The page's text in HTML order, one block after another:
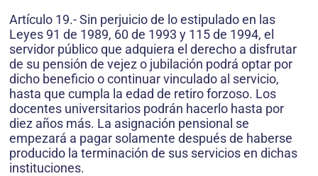
Artículo 19.- Sin perjuicio de lo estipulado en las
Leyes 91 de 1989, 60 de 1993 y 115 de 1994, el
servidor público que adquiera el derecho a disfrutar
de su pensión de vejez o jubilación podrá optar por
dicho beneficio o continuar vinculado al servicio,
hasta que cumpla la edad de retiro forzoso. Los
docentes universitarios podrán hacerlo hasta por
diez años más. La asignación pensional se
empezará a pagar solamente después de haberse
producido la terminación de sus servicios en dichas
instituciones.